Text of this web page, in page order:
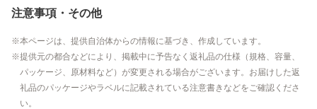
注意事項・その他
本ページは、提供自治体からの情報に基づき、作成しています。
提供元の都合などにより、掲載中に予告なく返礼品の仕様（規格、容量、
パッケージ、原材料など）が変更される場合がございます。お届けした返
礼品のパッケージやラベルに記載されている注意書きなどをご確認くださ
い。